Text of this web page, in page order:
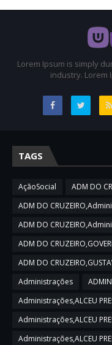
Lorem Ipsum is simply
industry. Lorem
TAGS
AçãoSocial
ADM DO
ADM DO
ADM DO
ADM DO
ADM DO
Administrações
Administrações,ALCEU
Administrações,ALCEU
Administrações,ALCEU